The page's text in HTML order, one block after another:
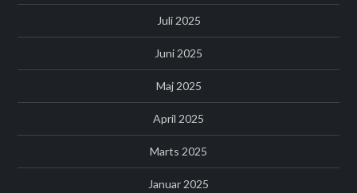
Juli 2025
Juni 2025
Maj 2025
April 2025
Marts 2025
Januar 2025